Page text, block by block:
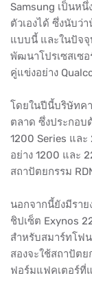
Samsung เป็นห
ตัวเองได้ ซึ่งนับว่
แบบนี้ และในปัจจุ
พัฒนาโปรเซสเซ
คู่แข่งอย่าง
โดยในปีนี้บริษัทค
ตลาด ซึ่งประกอบ
1200 Series แล
อย่าง 1200 และ
สถาปัตยกรรม
นอกจากนี้ยังมีรา
ชิปเซ็ต Exynos
สำหรับสมาร์ทโฟ
สองจะใช้สถาปัต
ฟอร์มแฟคเตอร์ที่